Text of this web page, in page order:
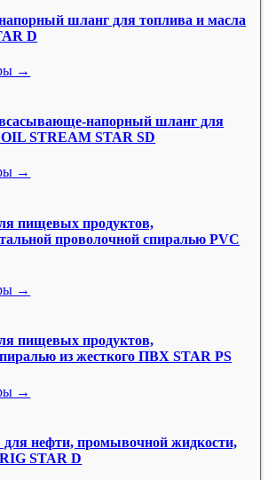
шланг для топлива и масла
D
→
напорный шланг для
STREAM STAR SD
→
пищевых продуктов,
проволочной спиралью PVC
→
пищевых продуктов,
из жесткого ПВХ STAR PS
→
нефти, промывочной жидкости,
STAR D